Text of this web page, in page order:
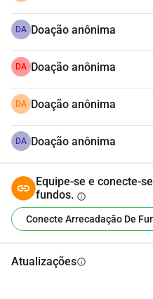
DA Doação anônima
DA Doação anônima
DA Doação anônima
DA Doação anônima
Equipe-se e conecte-
fundos. info
Conecte Arrecadação De
Atualizaçõesinfo